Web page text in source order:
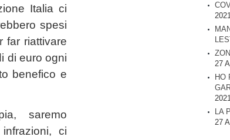
Italia ci
spesi
far riattivare
di euro ogni
benefico e
saremo
ci
27
HO
LA
27